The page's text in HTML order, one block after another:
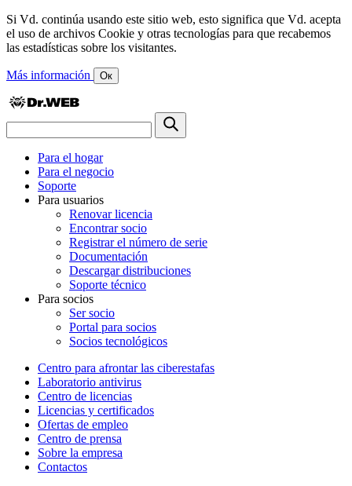
Si Vd. continúa usando este sitio web, esto significa que Vd. acepta
el uso de archivos Cookie y otras tecnologías para que recabemos
las estadísticas sobre los visitantes.
Más información Ок
Para el hogar
Para el negocio
Soporte
Para usuarios
Renovar licencia
Encontrar socio
Registrar el número de serie
Documentación
Descargar distribuciones
Soporte técnico
Para socios
Ser socio
Portal para socios
Socios tecnológicos
Centro para afrontar las ciberestafas
Laboratorio antivirus
Centro de licencias
Licencias y certificados
Ofertas de empleo
Centro de prensa
Sobre la empresa
Contactos